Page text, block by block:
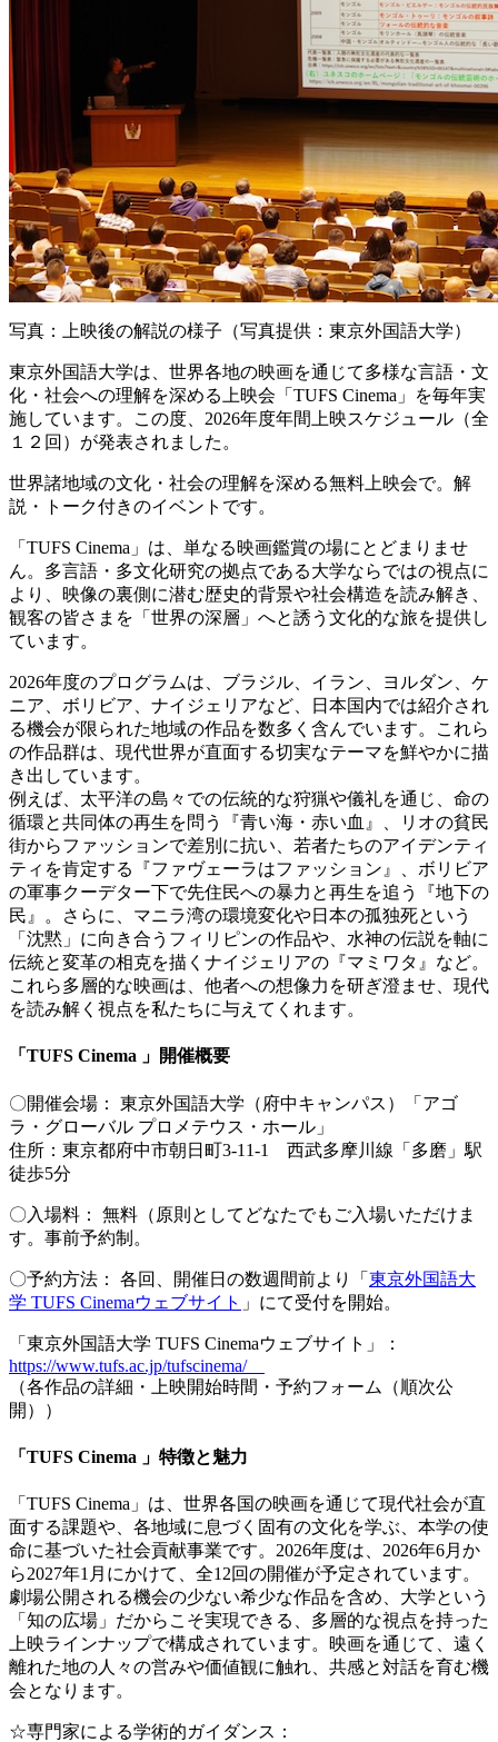
写真：上映後の解説の様子（写真提供：東京外国語大学）
東京外国語大学は、世界各地の映画を通じて多様な言語・文
化・社会への理解を深める上映会「TUFS Cinema」を毎年実
施しています。この度、2026年度年間上映スケジュール（全
１２回）が発表されました。
世界諸地域の文化・社会の理解を深める無料上映会で。解
説・トーク付きのイベントです。
「TUFS Cinema」は、単なる映画鑑賞の場にとどまりませ
ん。多言語・多文化研究の拠点である大学ならではの視点に
より、映像の裏側に潜む歴史的背景や社会構造を読み解き、
観客の皆さまを「世界の深層」へと誘う文化的な旅を提供し
ています。
2026年度のプログラムは、ブラジル、イラン、ヨルダン、ケ
ニア、ボリビア、ナイジェリアなど、日本国内では紹介され
る機会が限られた地域の作品を数多く含んでいます。これら
の作品群は、現代世界が直面する切実なテーマを鮮やかに描
き出しています。
例えば、太平洋の島々での伝統的な狩猟や儀礼を通じ、命の
循環と共同体の再生を問う『青い海・赤い血』、リオの貧民
街からファッションで差別に抗い、若者たちのアイデンティ
ティを肯定する『ファヴェーラはファッション』、ボリビア
の軍事クーデター下で先住民への暴力と再生を追う『地下の
民』。さらに、マニラ湾の環境変化や日本の孤独死という
「沈黙」に向き合うフィリピンの作品や、水神の伝説を軸に
伝統と変革の相克を描くナイジェリアの『マミワタ』など。
これら多層的な映画は、他者への想像力を研ぎ澄ませ、現代
を読み解く視点を私たちに与えてくれます。
「TUFS Cinema 」開催概要
〇開催会場： 東京外国語大学（府中キャンパス）「アゴ
ラ・グローバル プロメテウス・ホール」
住所：東京都府中市朝日町3-11-1 西武多摩川線「多磨」駅
徒歩5分
〇入場料： 無料（原則としてどなたでもご入場いただけま
す。事前予約制。
〇予約方法： 各回、開催日の数週間前より「 東京外国語大
学 TUFS Cinemaウェブサイト 」にて受付を開始。
「東京外国語大学 TUFS Cinemaウェブサイト」：
https://www.tufs.ac.jp/tufscinema/
（各作品の詳細・上映開始時間・予約フォーム（順次公
開））
「TUFS Cinema 」特徴と魅力
「TUFS Cinema」は、世界各国の映画を通じて現代社会が直
面する課題や、各地域に息づく固有の文化を学ぶ、本学の使
命に基づいた社会貢献事業です。2026年度は、2026年6月か
ら2027年1月にかけて、全12回の開催が予定されています。
劇場公開される機会の少ない希少な作品を含め、大学という
「知の広場」だからこそ実現できる、多層的な視点を持った
上映ラインナップで構成されています。映画を通じて、遠く
離れた地の人々の営みや価値観に触れ、共感と対話を育む機
会となります。
☆専門家による学術的ガイダンス：